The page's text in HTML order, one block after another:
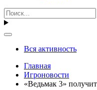
Вся активность
Главная
Игроновости
«Ведьмак 3»